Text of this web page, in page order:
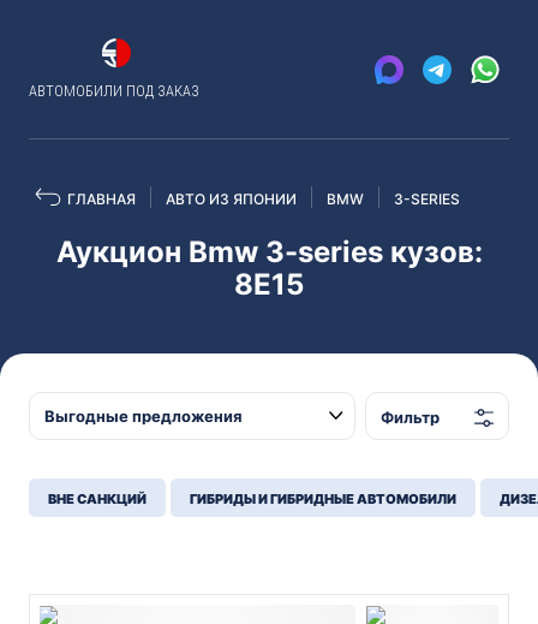
АВТОМОБИЛИ ПОД ЗАКАЗ
ГЛАВНАЯ АВТО ИЗ ЯПОНИИ BMW 3-SERIES
Аукцион Bmw 3-series кузов:
8E15
Фильтр
ВНЕ САНКЦИЙ ГИБРИДЫ И ГИБРИДНЫЕ АВТОМОБИЛИ